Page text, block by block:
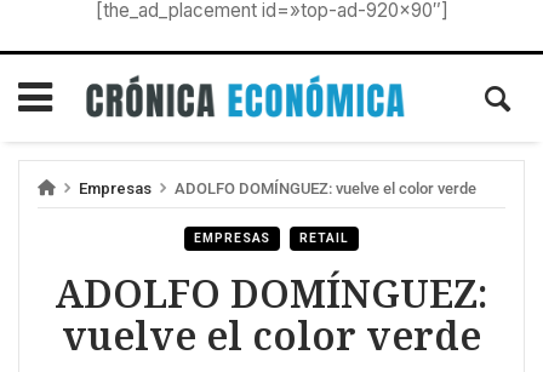
[the_ad_placement id=»top-ad-920×90″]
Empresas ADOLFO DOMÍNGUEZ: vuelve el color verde
EMPRESAS RETAIL
ADOLFO DOMÍNGUEZ:
vuelve el color verde